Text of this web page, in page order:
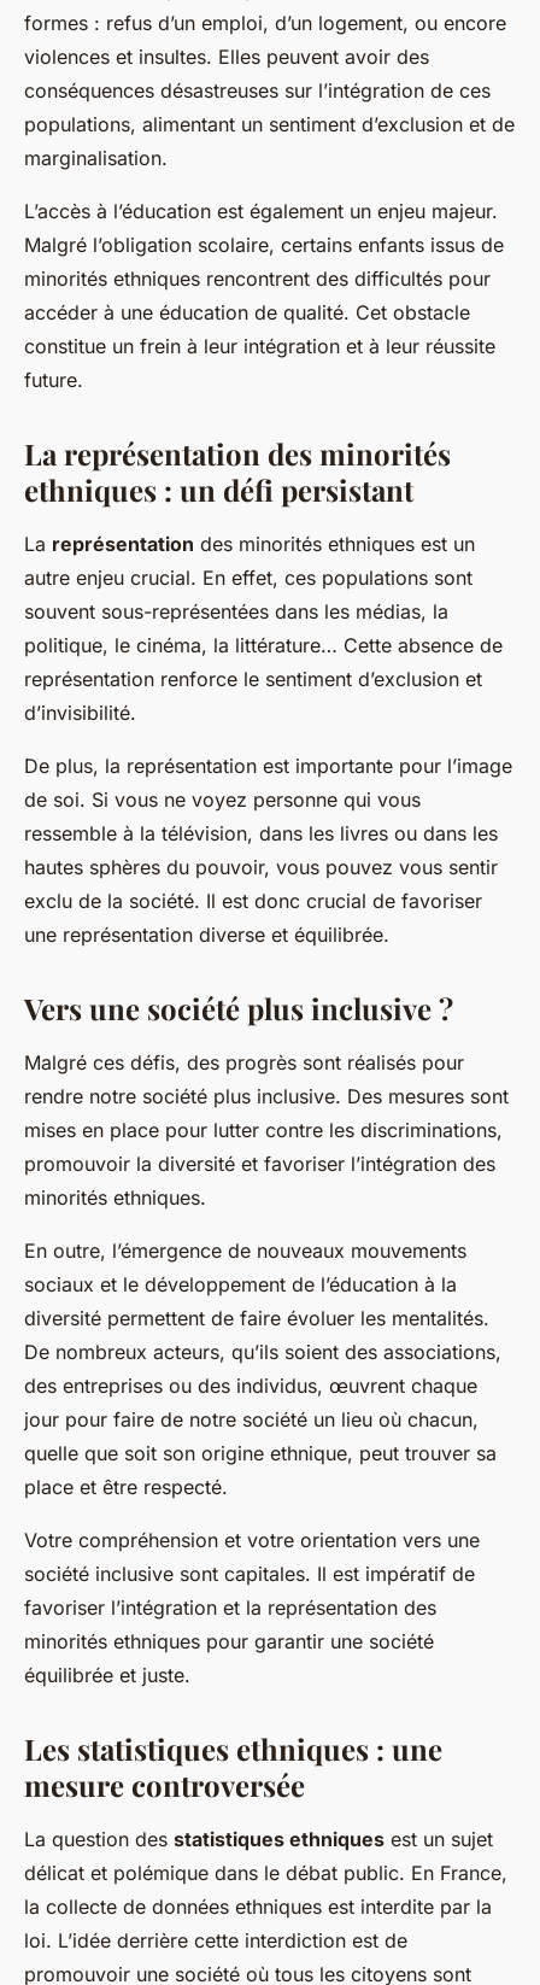
formes : refus d’un emploi, d’un logement, ou encore
violences et insultes. Elles peuvent avoir des
conséquences désastreuses sur l’intégration de ces
populations, alimentant un sentiment d’exclusion et de
marginalisation.
L’accès à l’éducation est également un enjeu majeur.
Malgré l’obligation scolaire, certains enfants issus de
minorités ethniques rencontrent des difficultés pour
accéder à une éducation de qualité. Cet obstacle
constitue un frein à leur intégration et à leur réussite
future.
La représentation des minorités
ethniques : un défi persistant
La représentation des minorités ethniques est un
autre enjeu crucial. En effet, ces populations sont
souvent sous-représentées dans les médias, la
politique, le cinéma, la littérature… Cette absence de
représentation renforce le sentiment d’exclusion et
d’invisibilité.
De plus, la représentation est importante pour l’image
de soi. Si vous ne voyez personne qui vous
ressemble à la télévision, dans les livres ou dans les
hautes sphères du pouvoir, vous pouvez vous sentir
exclu de la société. Il est donc crucial de favoriser
une représentation diverse et équilibrée.
Vers une société plus inclusive ?
Malgré ces défis, des progrès sont réalisés pour
rendre notre société plus inclusive. Des mesures sont
mises en place pour lutter contre les discriminations,
promouvoir la diversité et favoriser l’intégration des
minorités ethniques.
En outre, l’émergence de nouveaux mouvements
sociaux et le développement de l’éducation à la
diversité permettent de faire évoluer les mentalités.
De nombreux acteurs, qu’ils soient des associations,
des entreprises ou des individus, œuvrent chaque
jour pour faire de notre société un lieu où chacun,
quelle que soit son origine ethnique, peut trouver sa
place et être respecté.
Votre compréhension et votre orientation vers une
société inclusive sont capitales. Il est impératif de
favoriser l’intégration et la représentation des
minorités ethniques pour garantir une société
équilibrée et juste.
Les statistiques ethniques : une
mesure controversée
La question des statistiques ethniques est un sujet
délicat et polémique dans le débat public. En France,
la collecte de données ethniques est interdite par la
loi. L’idée derrière cette interdiction est de
promouvoir une société où tous les citoyens sont